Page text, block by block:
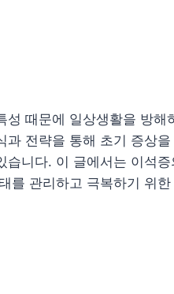
때문에 일상생활을 방해
전략을 통해 초기 증상
니다. 이 글에서는 이석
를 관리하고 극복하기 위